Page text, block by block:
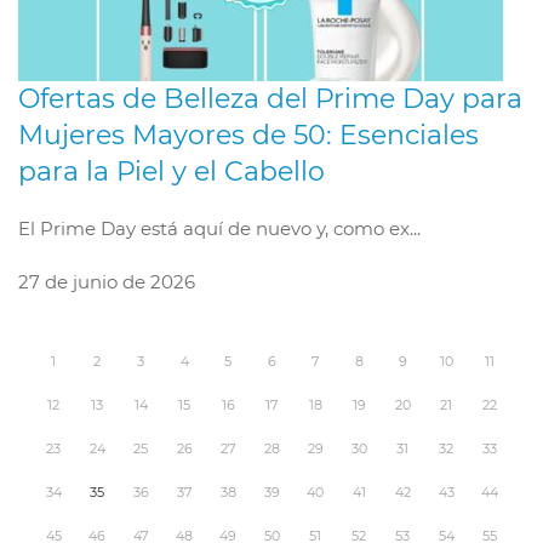
Ofertas de Belleza del Prime Day para
Mujeres Mayores de 50: Esenciales
para la Piel y el Cabello
El Prime Day está aquí de nuevo y, como ex...
27 de junio de 2026
1 2 3 4 5 6 7 8 9 10 11
12 13 14 15 16 17 18 19 20 21 22
23 24 25 26 27 28 29 30 31 32 33
34 35 36 37 38 39 40 41 42 43 44
45 46 47 48 49 50 51 52 53 54 55